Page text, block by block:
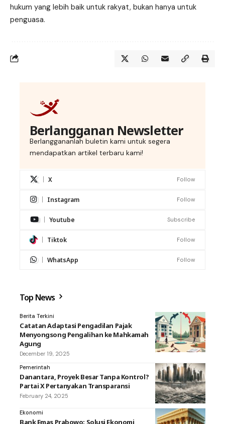
hukum yang lebih baik untuk rakyat, bukan hanya untuk
penguasa.
Berlangganan Newsletter
Berlanggananlah buletin kami untuk segera
mendapatkan artikel terbaru kami!
X Follow
Instagram Follow
Youtube Subscribe
Tiktok Follow
WhatsApp Follow
Top News
Berita Terkini
Catatan Adaptasi Pengadilan Pajak
Menyongsong Pengalihan ke Mahkamah
Agung
December 19, 2025
Pemerintah
Danantara, Proyek Besar Tanpa Kontrol?
Partai X Pertanyakan Transparansi
February 24, 2025
Ekonomi
Bank Emas Prabowo: Solusi Ekonomi